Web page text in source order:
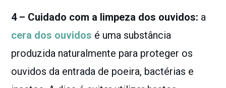
4 – Cuidado com a limpeza dos ouvidos: a
cera dos ouvidos é uma substância
produzida naturalmente para proteger os
ouvidos da entrada de poeira, bactérias e